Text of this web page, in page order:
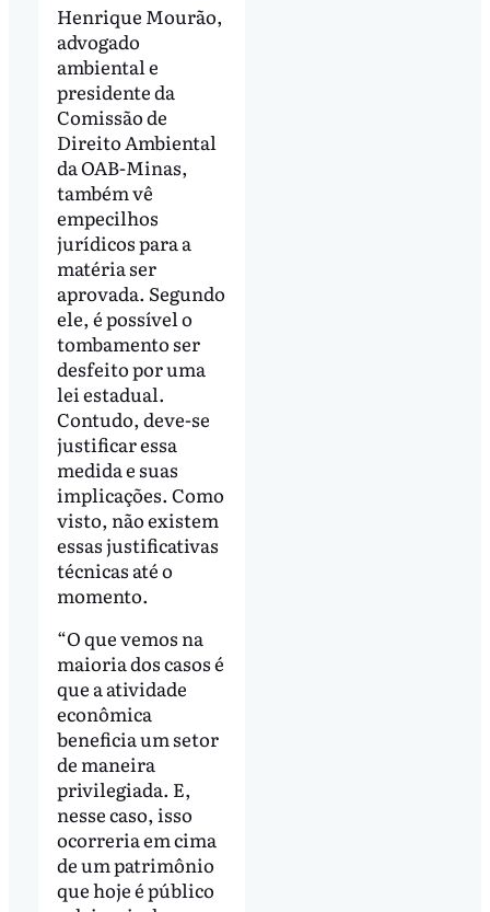
Henrique Mourão,
advogado
ambiental e
presidente da
Comissão de
Direito Ambiental
da OAB-Minas,
também vê
empecilhos
jurídicos para a
matéria ser
aprovada. Segundo
ele, é possível o
tombamento ser
desfeito por uma
lei estadual.
Contudo, deve-se
justificar essa
medida e suas
implicações. Como
visto, não existem
essas justificativas
técnicas até o
momento.
“O que vemos na
maioria dos casos é
que a atividade
econômica
beneficia um setor
de maneira
privilegiada. E,
nesse caso, isso
ocorreria em cima
de um patrimônio
que hoje é público